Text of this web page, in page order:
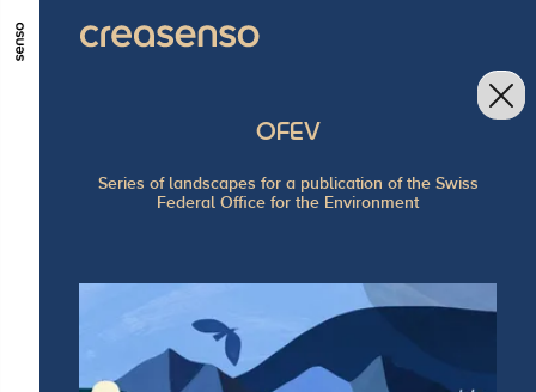
GO TO MAIN CONTENT
OFEV
Series of landscapes for a publication of the Swiss
Federal Office for the Environment